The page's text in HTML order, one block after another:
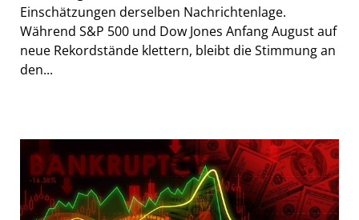
Einschätzungen derselben Nachrichtenlage.
Während S&P 500 und Dow Jones Anfang August auf
neue Rekordstände klettern, bleibt die Stimmung an
den...